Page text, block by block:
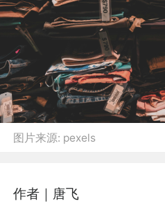
图片来源: pexels
作者｜唐飞